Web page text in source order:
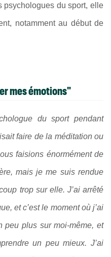
psychologues du sport, elle
notamment au début de
mes émotions"
du sport pendant
faire de la méditation ou
faisions énormément de
mais je me suis rendue
trop sur elle. J’ai arrêté
et c’est le moment où j’ai
peu plus sur moi-même, et
un peu mieux. J’ai